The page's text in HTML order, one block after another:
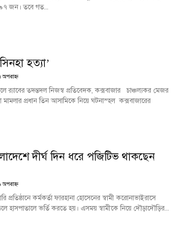
৯৭ জন। তবে গত...
হত্যা’
র‌্যাবের তদন্তদল নিজস্ব প্রতিবেদক, কক্সবাজার চাঞ্চল্যকর মেজর
প্রধান তিন আসামিকে নিয়ে ঘটনাস্হল কক্সবাজারের
দীর্ঘ দিন ধরে পজিটিভ থাকছেন
প্রতিষ্ঠানে কর্মকর্তা ফারহানা হোসেনের স্বামী করোনাভাইরাসে
হাসপাতালে ভর্তি করতে হয়। এসময় স্বামীকে নিয়ে দৌড়াদৌড়ির...